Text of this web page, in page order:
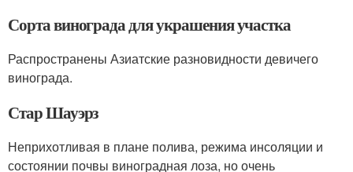
Сорта винограда для украшения участка
Распространены Азиатские разновидности девичего
винограда.
Стар Шауэрз
Неприхотливая в плане полива, режима инсоляции и
состоянии почвы виноградная лоза, но очень